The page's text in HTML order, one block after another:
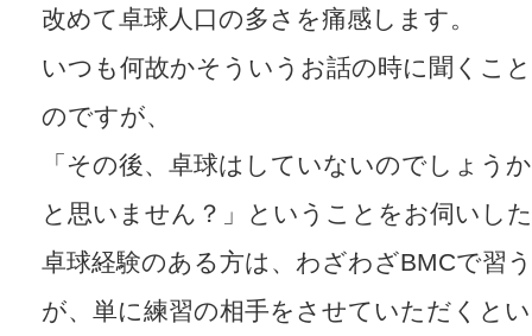
改めて卓球人口の多さを痛感します。
いつも何故かそういうお話の時に聞くこ
のですが、
「その後、卓球はしていないのでしょう
と思いません？」ということをお伺いし
卓球経験のある方は、わざわざBMCで習
が、単に練習の相手をさせていただくと